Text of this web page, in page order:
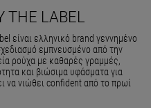
THE LABEL
είναι ελληνικό brand γεννημένο
εμπνευσμένο από την
ρούχα με καθαρές γραμμές,
και βιώσιμα υφάσματα για
να νιώθει confident από το πρωί